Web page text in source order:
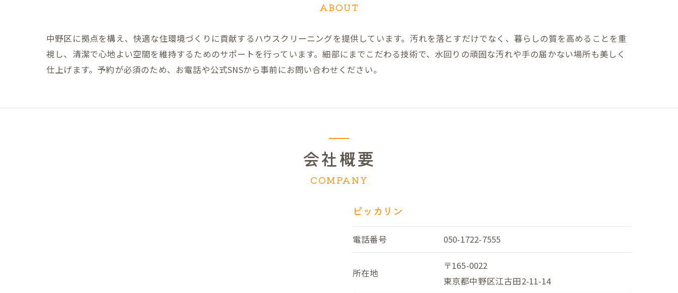
ABOUT
中野区に拠点を構え、快適な住環境づくりに貢献するハウスクリーニングを提供しています。汚れを落とすだけでなく、暮らしの質を高めることを重
視し、清潔で心地よい空間を維持するためのサポートを行っています。細部にまでこだわる技術で、水回りの頑固な汚れや手の届かない場所も美しく
仕上げます。予約が必須のため、お電話や公式SNSから事前にお問い合わせください。
会社概要
COMPANY
ピッカリン
電話番号 050-1722-7555
所在地
〒165-0022
東京都中野区江古田2-11-14